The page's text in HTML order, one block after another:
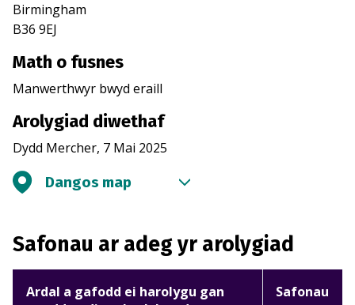
Birmingham
B36 9EJ
Math o fusnes
Manwerthwyr bwyd eraill
Arolygiad diwethaf
Dydd Mercher, 7 Mai 2025
Dangos map
Safonau ar adeg yr arolygiad
Ardal a gafodd ei harolygu gan
Safonau